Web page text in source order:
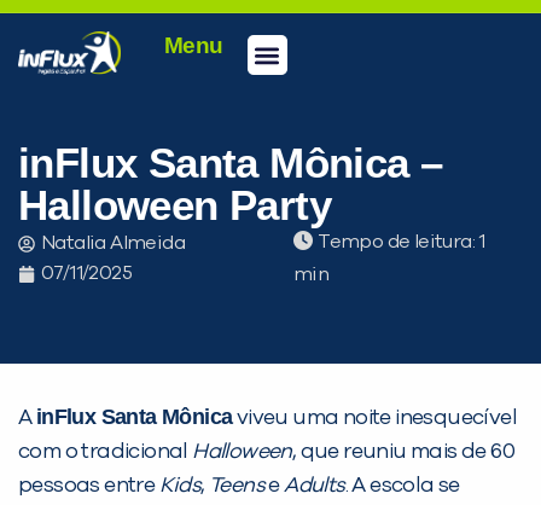
Menu
inFlux Santa Mônica –
Halloween Party
Natalia Almeida
07/11/2025
Tempo de leitura:
A inFlux Santa Mônicaviveu uma noite inesquecível
com o tradicional Halloween, que reuniu mais de 60
pessoas entre Kids, TeenseAdults. A escola se